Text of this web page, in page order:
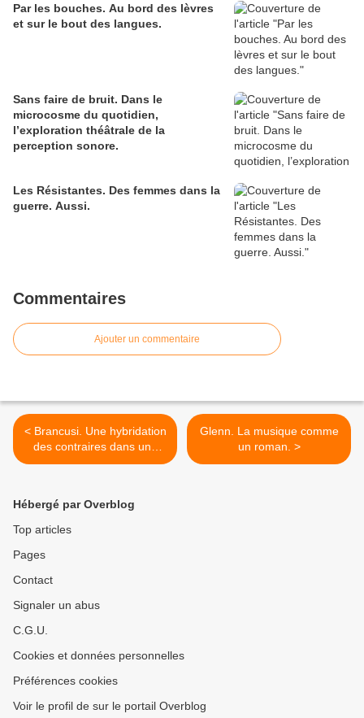
Par les bouches. Au bord des lèvres
et sur le bout des langues.
Sans faire de bruit. Dans le
microcosme du quotidien,
l’exploration théâtrale de la
perception sonore.
Les Résistantes. Des femmes dans la
guerre. Aussi.
Commentaires
Ajouter un commentaire
< Brancusi. Une hybridation
des contraires dans une
quête de l'essence.
Glenn. La musique comme
un roman. >
Hébergé par Overblog
Top articles
Pages
Contact
Signaler un abus
C.G.U.
Cookies et données personnelles
Préférences cookies
Voir le profil de sur le portail Overblog